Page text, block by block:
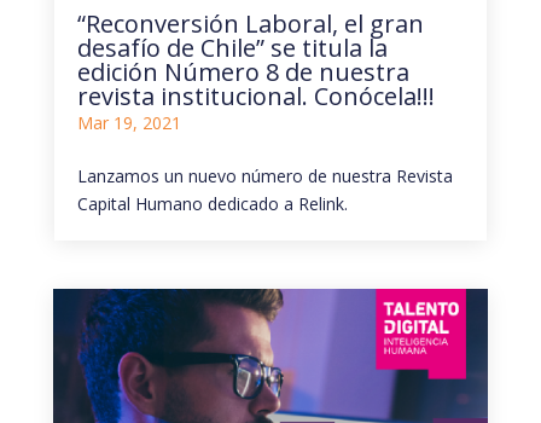
“Reconversión Laboral, el gran
desafío de Chile” se titula la
edición Número 8 de nuestra
revista institucional. Conócela!!!
Mar 19, 2021
Lanzamos un nuevo número de nuestra Revista
Capital Humano dedicado a Relink.